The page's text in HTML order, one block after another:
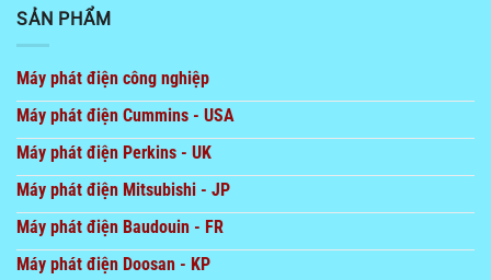
SẢN PHẨM
Máy phát điện công nghiệp
Máy phát điện Cummins - USA
Máy phát điện Perkins - UK
Máy phát điện Mitsubishi - JP
Máy phát điện Baudouin - FR
Máy phát điện Doosan - KP